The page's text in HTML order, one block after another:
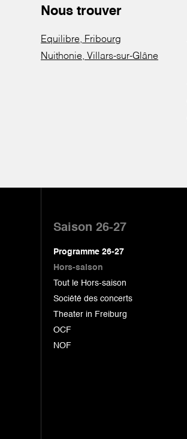
Nous trouver
Equilibre, Fribourg
Nuithonie, Villars-sur-Glâne
Saison 26-27
Programme 26-27
Hors-saison
Tout le Hors-saison
Société des concerts
Theater in Freiburg
OCF
NOF